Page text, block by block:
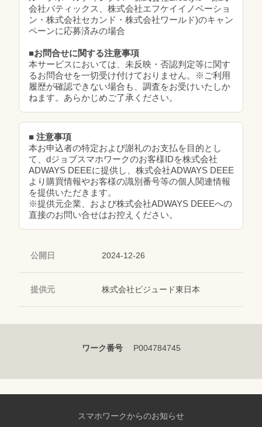
会社バティックス、株式会社エフケイイノベーショ
ン・株式会社セカンド・株式会社ワールド)のキャン
ペーンに応募済みの場合
■お問合せに関する注意事項
本サービスにおいては、未反映・否認判定等に関す
るお問合せを一切受け付けておりません。※ご利用
履歴が確認できない場合も、調査をお受けいたしか
ねます。あらかじめご了承ください。
■ 注意事項
本お申込者の特定および謝礼のお支払を目的とし
て、dジョブスマホワークのお客様IDを株式会社
ADWAYS DEEEに提供し、株式会社ADWAYS DEEE
より購買情報やお客様の識別番号等の個人関連情報
を提供いただきます。
※提供元企業、および株式会社ADWAYS DEEEへの
直接のお問い合せはお控えください。
公開日 2024-12-26
提供元 株式会社ビジュード東日本
ワーク番号 P004784745
スマホワークからのお知らせ